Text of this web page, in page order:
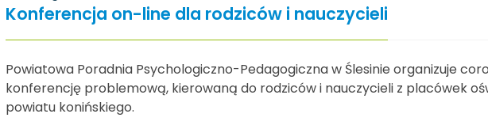
Konferencja on-line dla rodziców i nauczycieli
Powiatowa Poradnia Psychologiczno-Pedagogiczna w Ślesinie organizuje
konferencję problemową, kierowaną do rodziców i nauczycieli z placówek
powiatu konińskiego.